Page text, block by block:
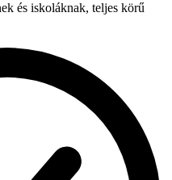
és iskoláknak, teljes körű